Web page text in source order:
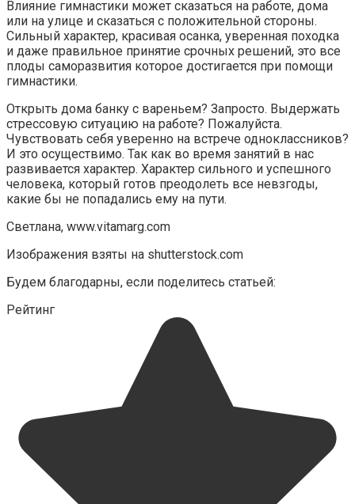
Влияние гимнастики может сказаться на работе, дома
или на улице и сказаться с положительной стороны.
Сильный характер, красивая осанка, уверенная походка
и даже правильное принятие срочных решений, это все
плоды саморазвития которое достигается при помощи
гимнастики.
Открыть дома банку с вареньем? Запросто. Выдержать
стрессовую ситуацию на работе? Пожалуйста.
Чувствовать себя уверенно на встрече одноклассников?
И это осуществимо. Так как во время занятий в нас
развивается характер. Характер сильного и успешного
человека, который готов преодолеть все невзгоды,
какие бы не попадались ему на пути.
Светлана, www.vitamarg.com
Изображения взяты на shutterstock.com
Будем благодарны, если поделитесь статьей:
Рейтинг